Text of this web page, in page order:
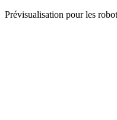
Prévisualisation pour les